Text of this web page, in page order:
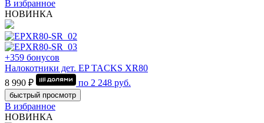
В избранное
НОВИНКА
+359 бонусов
Налокотники дет. EP TACKS XR80
8 990 ₽
по 2 248 руб.
быстрый просмотр
В избранное
НОВИНКА